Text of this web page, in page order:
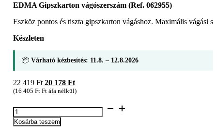
EDMA Gipszkarton vágószerszám (Ref. 062955)
Eszköz pontos és tiszta gipszkarton vágáshoz. Maximális vágási
Készleten
📦 Várható kézbesítés: 11.8. – 12.8.2026
22 419Ft Original
price
22
419 Ft.
20 178 FtCurrent
price
20
178 Ft.
(16 405 FtFt áfa nélkül)
EDMA
Gipszkarton
vágószerszám
Kosárba teszem